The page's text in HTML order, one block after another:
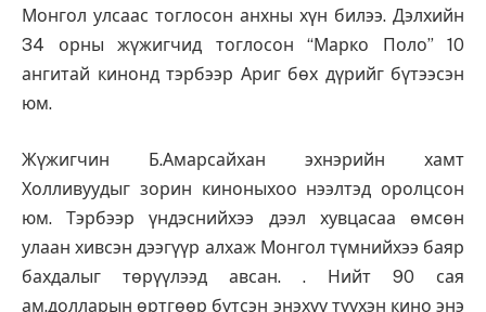
Монгол улсаас тоглосон анхны хүн билээ. Дэлхийн
34 орны жүжигчид тоглосон “Марко Поло” 10
ангитай кинонд тэрбээр Ариг бөх дүрийг бүтээсэн
юм.
Жүжигчин Б.Амарсайхан эхнэрийн хамт
Холливуудыг зорин киноныхоо нээлтэд оролцсон
юм. Тэрбээр үндэснийхээ дээл хувцасаа өмсөн
улаан хивсэн дээгүүр алхаж Монгол түмнийхээ баяр
бахдалыг төрүүлээд авсан. . Нийт 90 сая
ам.долларын өртгөөр бүтсэн энэхүү түүхэн кино энэ